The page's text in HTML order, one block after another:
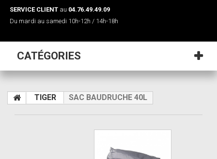
SERVICE CLIENT au 04.76.49.49.09
Du mardi au samedi 10h-12h / 14h-18h
CATÉGORIES
TIGER SAC BAUDRUCHE 40L